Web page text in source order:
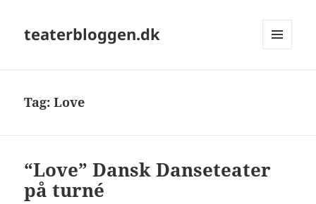
teaterbloggen.dk
Tag:Love
“Love” Dansk Danseteater
på turné